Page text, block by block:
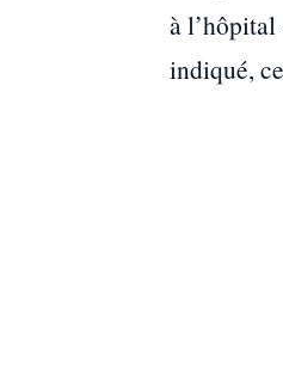
à
indiqué,